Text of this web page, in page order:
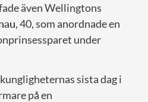
även Wellingtons
, 40, som anordnade en
under
sista dag i
på en